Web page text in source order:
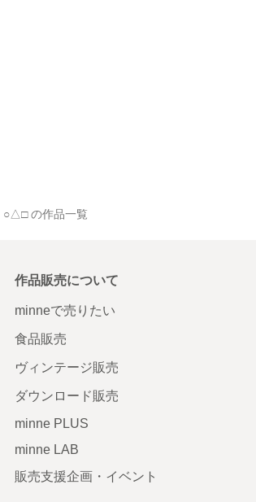
○△□ の作品一覧
作品販売について
minneで売りたい
食品販売
ヴィンテージ販売
ダウンロード販売
minne PLUS
minne LAB
販売支援企画・イベント